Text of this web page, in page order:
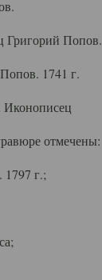
Григорий Попов.
1741 г.
Иконописец
отмечены:
г.;